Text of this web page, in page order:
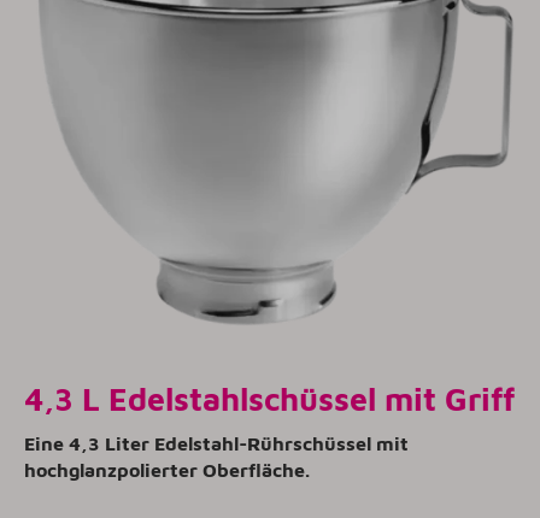
4,3 L Edelstahlschüssel mit Griff
Eine 4,3 Liter Edelstahl-Rührschüssel mit
hochglanzpolierter Oberfläche.